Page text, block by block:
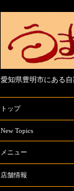
愛知県豊明市にある
トップ
New Topics
メニュー
店舗情報